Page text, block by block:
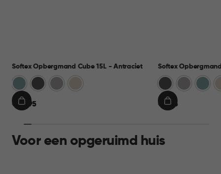
Softex Opbergmand Cube 15L - Antraciet
BlauwAntraciet
TaupeBeige
€€ 10,95
IN
Softex
Antraciet
TaupeBlauw
€€ 9,95
IN
Voor een opgeruimd huis